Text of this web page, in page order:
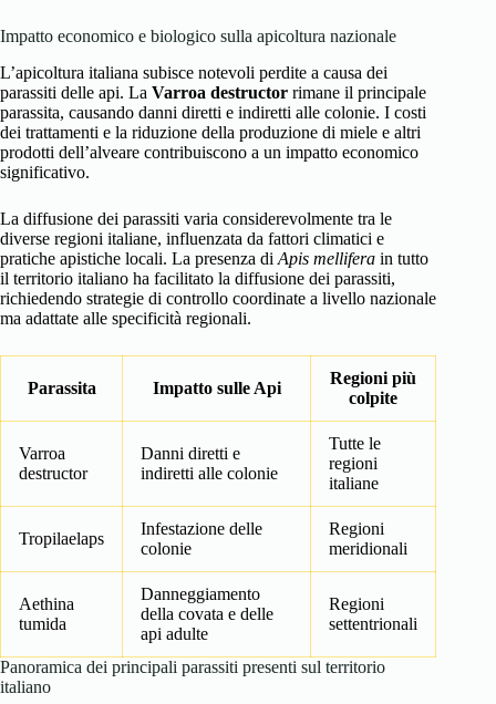
Impatto economico e biologico sulla apicoltura nazionale
L’apicoltura italiana subisce notevoli perdite a causa dei
parassiti delle api. La Varroa destructor rimane il principale
parassita, causando danni diretti e indiretti alle colonie. I costi
dei trattamenti e la riduzione della produzione di miele e altri
prodotti dell’alveare contribuiscono a un impatto economico
significativo.
La diffusione dei parassiti varia considerevolmente tra le
diverse regioni italiane, influenzata da fattori climatici e
pratiche apistiche locali. La presenza di Apis mellifera in tutto
il territorio italiano ha facilitato la diffusione dei parassiti,
richiedendo strategie di controllo coordinate a livello nazionale
ma adattate alle specificità regionali.
Parassita Impatto sulle Api
Regioni più
colpite
Varroa
destructor
Danni diretti e
indiretti alle colonie
Tutte le
regioni
italiane
Tropilaelaps
Infestazione delle
colonie
Regioni
meridionali
Aethina
tumida
Danneggiamento
della covata e delle
api adulte
Regioni
settentrionali
Panoramica dei principali parassiti presenti sul territorio
italiano